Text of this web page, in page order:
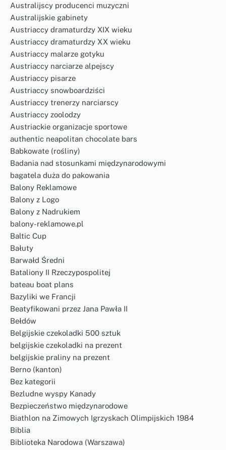
Australijscy producenci muzyczni
Australijskie gabinety
Austriaccy dramaturdzy XIX wieku
Austriaccy dramaturdzy XX wieku
Austriaccy malarze gotyku
Austriaccy narciarze alpejscy
Austriaccy pisarze
Austriaccy snowboardziści
Austriaccy trenerzy narciarscy
Austriaccy zoolodzy
Austriackie organizacje sportowe
authentic neapolitan chocolate bars
Babkowate (rośliny)
Badania nad stosunkami międzynarodowymi
bagatela duża do pakowania
Balony Reklamowe
Balony z Logo
Balony z Nadrukiem
balony-reklamowe.pl
Baltic Cup
Bałuty
Barwałd Średni
Bataliony II Rzeczypospolitej
bateau boat plans
Bazyliki we Francji
Beatyfikowani przez Jana Pawła II
Bełdów
Belgijskie czekoladki 500 sztuk
belgijskie czekoladki na prezent
belgijskie praliny na prezent
Berno (kanton)
Bez kategorii
Bezludne wyspy Kanady
Bezpieczeństwo międzynarodowe
Biathlon na Zimowych Igrzyskach Olimpijskich 1984
Biblia
Biblioteka Narodowa (Warszawa)